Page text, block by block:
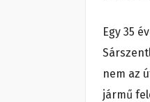
Egy 35
nem az
jármű